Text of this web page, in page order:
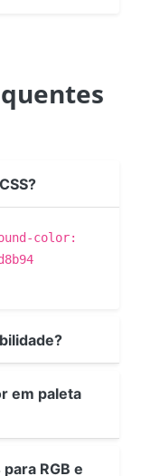
color:
em paleta
RGB e